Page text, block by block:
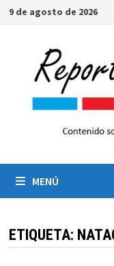
Saltar
contenido
9 de agosto de 2026
MENÚ
ETIQUETA: